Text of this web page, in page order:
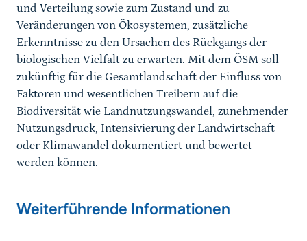
und Verteilung sowie zum Zustand und zu
Veränderungen von Ökosystemen, zusätzliche
Erkenntnisse zu den Ursachen des Rückgangs der
biologischen Vielfalt zu erwarten. Mit dem ÖSM soll
zukünftig für die Gesamtlandschaft der Einfluss von
Faktoren und wesentlichen Treibern auf die
Biodiversität wie Landnutzungswandel, zunehmender
Nutzungsdruck, Intensivierung der Landwirtschaft
oder Klimawandel dokumentiert und bewertet
werden können.
Weiterführende Informationen